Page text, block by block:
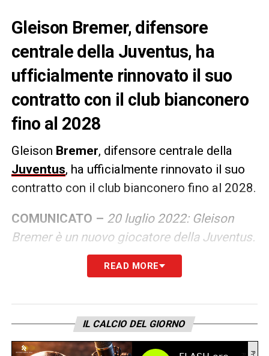
Gleison Bremer, difensore
centrale della Juventus, ha
ufficialmente rinnovato il suo
contratto con il club bianconero
fino al 2028
Gleison Bremer, difensore centrale della
Juventus, ha ufficialmente rinnovato il suo
contratto con il club bianconero fino al 2028.
COMUNICATO – 20 luglio 2022: Gleison
Bremer è un nuovo giocatore della Juventus.
Il brasiliano si presenta con il titolo di
miglior difensore del campionato sul
numero 3, appena lasciata da Giorgio
Chiellini: un segno di personalità e una
READ MORE
IL CALCIO DEL GIORNO